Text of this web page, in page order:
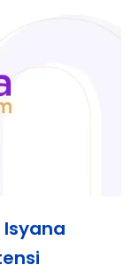
Isyana